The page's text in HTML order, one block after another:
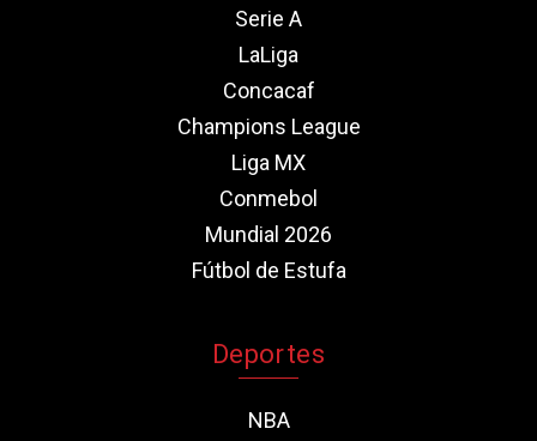
Serie A
LaLiga
Concacaf
Champions League
Liga MX
Conmebol
Mundial 2026
Fútbol de Estufa
Deportes
NBA